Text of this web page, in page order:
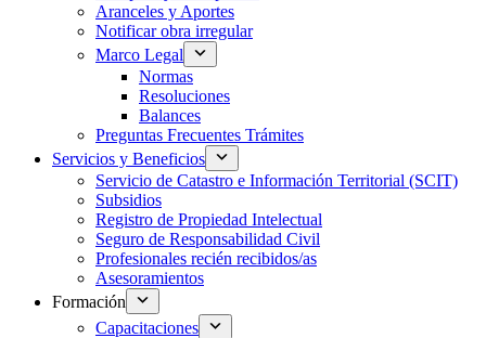
Aranceles y Aportes
Notificar obra irregular
Marco Legal
Normas
Resoluciones
Balances
Preguntas Frecuentes Trámites
Servicios y Beneficios
Servicio de Catastro e Información Territorial (SCIT)
Subsidios
Registro de Propiedad Intelectual
Seguro de Responsabilidad Civil
Profesionales recién recibidos/as
Asesoramientos
Formación
Capacitaciones